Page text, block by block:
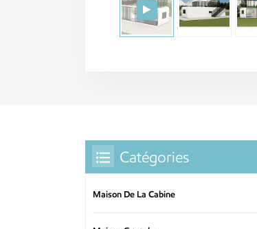
Catégories
Maison De La Cabine